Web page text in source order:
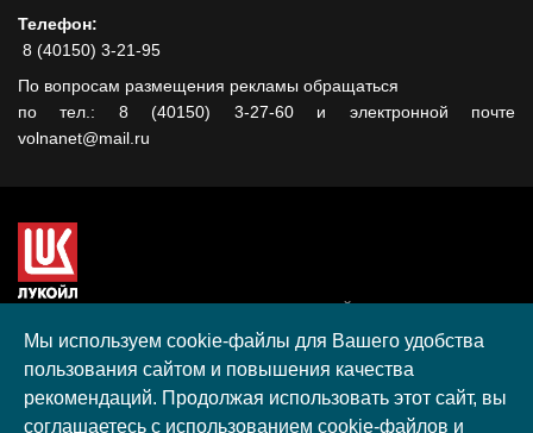
Телефон:
8 (40150) 3-21-95
По вопросам размещения рекламы обращаться
по тел.: 8 (40150) 3-27-60 и электронной почте
volnanet@mail.ru
гранта, полученного в рамках XIII Конкурса социальных и
культурных проектов ПАО "ЛУКОЙЛ" на территории
Калининградской области в 2020 году
Согласие на обработку персональных данных
Мы используем cookie-файлы для Вашего удобства
пользования сайтом и повышения качества
рекомендаций. Продолжая использовать этот сайт, вы
соглашаетесь с использованием cookie-файлов и